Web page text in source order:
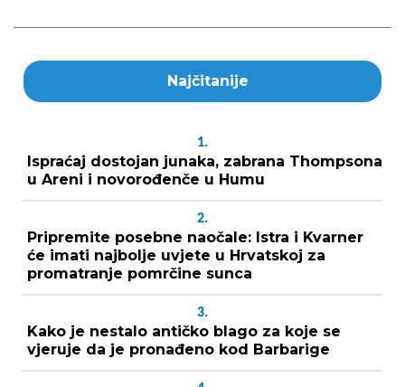
Najčitanije
1.
Ispraćaj dostojan junaka, zabrana Thompsona
u Areni i novorođenče u Humu
2.
Pripremite posebne naočale: Istra i Kvarner
će imati najbolje uvjete u Hrvatskoj za
promatranje pomrčine sunca
3.
Kako je nestalo antičko blago za koje se
vjeruje da je pronađeno kod Barbarige